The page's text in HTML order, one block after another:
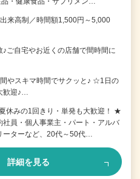
来高制／時間額1,500円～5,000
自宅やお近くの店舗で間時間に
やスキマ時間でサクッと♪ ☆1日の
歓迎♪…
休みの1回きり・単発も大歓迎！ ★
員・個人事業主・パート・アルバ
ーターなど、20代～50代…
詳細を見る